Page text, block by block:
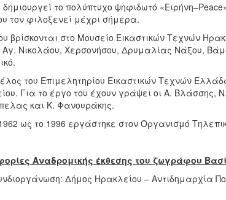
δημιουργεί το πολύπτυχο ψηφιδωτό
τον φιλοξενεί μέχρι σήμερα.
βρίσκονται στο Μουσείο Εικαστικών Τεχνών
Νικολάου, Χερσονήσου, Δρυμαλίας Νάξου,
του Επιμελητηρίου Εικαστικών Τεχνών
Για το έργο του έχουν γράψει οι Α.
και Κ. Φανουράκης.
ως το 1996 εργάστηκε στον Οργανισμό
Αναδρομικής έκθεσης του ζωγράφου
Δήμος Ηρακλείου – Αντιδημαρχία